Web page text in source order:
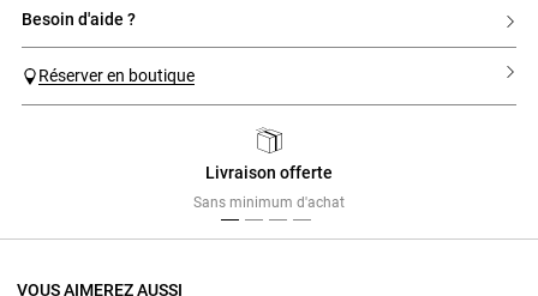
besoin d'aide ?
Réserver en boutique
Livraison offerte
Sans minimum d'achat
VOUS AIMEREZ AUSSI